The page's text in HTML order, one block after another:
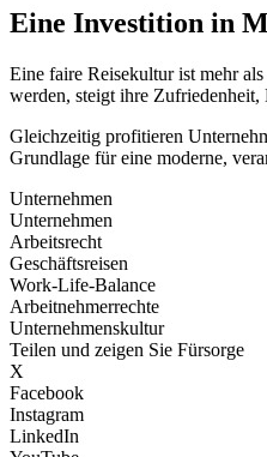
Eine Investition in
Eine faire Reisekultur ist mehr
werden, steigt ihre
Gleichzeitig profitieren
Grundlage für eine moderne,
Unternehmen
Unternehmen
Arbeitsrecht
Geschäftsreisen
Work-Life-Balance
Arbeitnehmerrechte
Unternehmenskultur
Teilen und zeigen Sie Fürsorge
X
Facebook
Instagram
LinkedIn